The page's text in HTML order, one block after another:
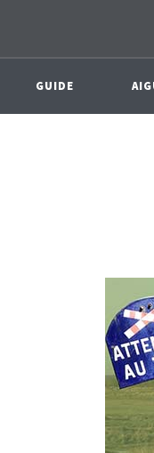
GUIDE